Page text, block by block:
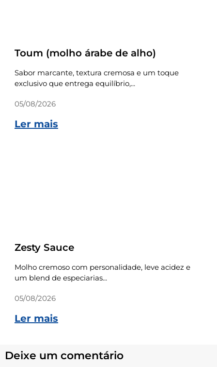
Toum (molho árabe de alho)
Sabor marcante, textura cremosa e um toque
exclusivo que entrega equilíbrio,...
05/08/2026
Ler mais
Zesty Sauce
Molho cremoso com personalidade, leve acidez e
um blend de especiarias...
05/08/2026
Ler mais
Deixe um comentário